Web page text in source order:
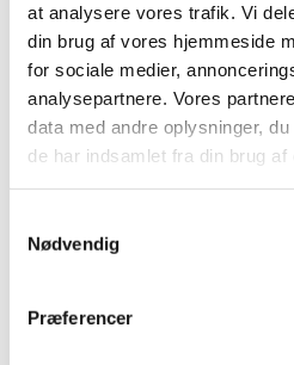
at analysere vores trafik. Vi
din brug af vores hjemmeside
for sociale medier,
analysepartnere. Vores
data med andre oplysninger,
de har indsamlet fra din brug af
Nødvendig
Præferencer
Onsdag 2. september
Frydenhøj Allé 100,